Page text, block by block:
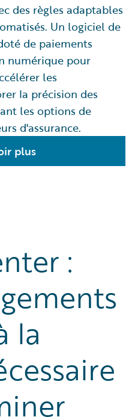
des règles adaptables
Un logiciel de
de paiements
numérique pour
les
la précision des
les options de
d'assurance.
plus
:
la